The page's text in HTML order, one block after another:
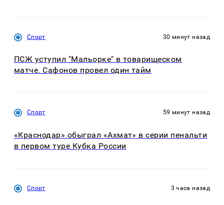
Спорт 30 минут назад
ПСЖ уступил "Мальорке" в товарищеском
матче. Сафонов провел один тайм
Спорт 59 минут назад
«Краснодар» обыграл «Ахмат» в серии пенальти
в первом туре Кубка России
Спорт 3 часа назад